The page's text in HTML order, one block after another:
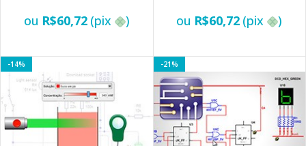
ou R$60,72 (pix ) ou R$60,72 (pix )
-14% -21%